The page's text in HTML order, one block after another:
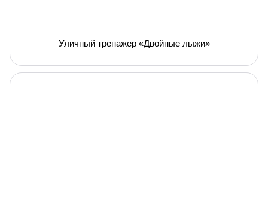
Уличный тренажер «Двойные лыжи»